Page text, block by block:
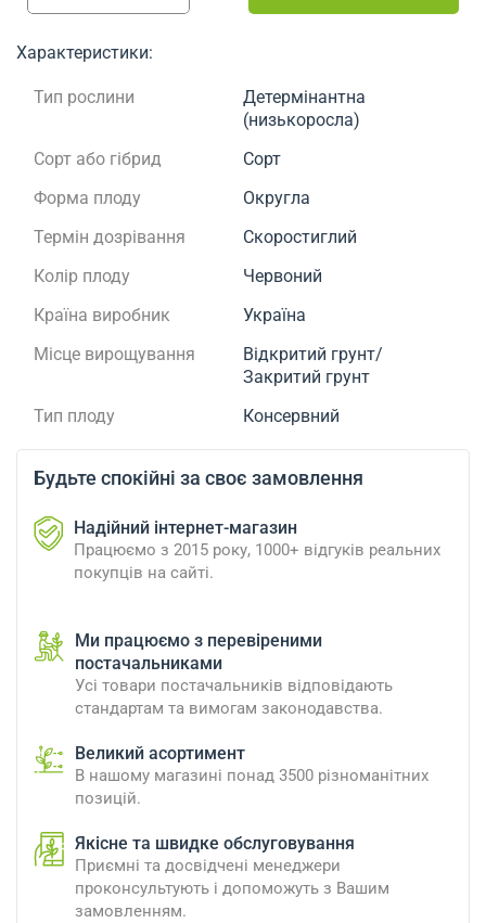
Характеристики:
Тип рослини
Детермінантна
(низькоросла)
Сорт або гібрид
Сорт
Форма плоду
Округла
Термін дозрівання
Скоростиглий
Колір плоду
Червоний
Країна виробник
Україна
Місце вирощування
Відкритий грунт/
Закритий грунт
Тип плоду
Консервний
Будьте спокійні за своє замовлення
Надійний інтернет-магазин
Працюємо з 2015 року, 1000+ відгуків реальних
покупців на сайті.
Ми працюємо з перевіреними
постачальниками
Усі товари постачальників відповідають
стандартам та вимогам законодавства.
Великий асортимент
В нашому магазині понад 3500 різноманітних
позицій.
Якісне та швидке обслуговування
Приємні та досвідчені менеджери
проконсультують і допоможуть з Вашим
замовленням.